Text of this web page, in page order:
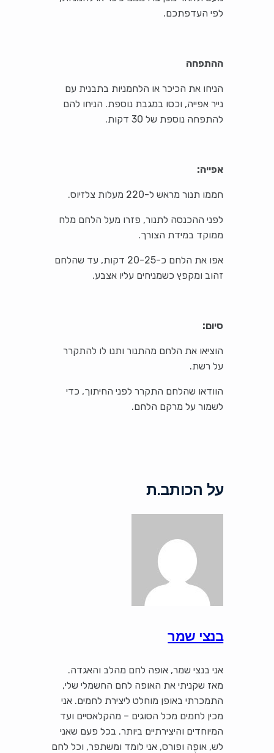
לפי העדפתכם.
ההתפחה
הניחו את הכיכר או הלחמניות בתבנית עם
נייר אפייה, וכסו במגבת נוספת. הניחו להם
להתפחה נוספת של 30 דקות.
אפייה:
חממו תנור מראש ל-220 מעלות צלזיוס.
לפני ההכנסה לתנור, פזרו מעל הלחם מלח
ממוקד במידת הצורך.
אפו את הלחם כ-20-25 דקות, עד שהלחם
זהוב ומקפץ כשמניחים עליו אצבע.
סיום:
הוציאו את הלחם מהתנור ותנו לו להתקרר
על רשת.
הוודאו שהלחם התקרר לפני החיתוך, כדי
לשמור על מרקם הלחם.
על הכותב.ת
בנצי שמר
אני בנצי שמר, אופה לחם מהלב והאגדה.
מאז שקניתי את האופה לחם החשמלי שלי,
התמכרתי באופן מוחלט ליצירת לחמים. אני
מכין לחמים מכל הסוגים – מהקלאסיים ועד
המיוחדים והיצירתיים ביותר. בכל פעם שאני
לש, אופֶה ופורס, אני לומד ומשתפר, וכל לחם